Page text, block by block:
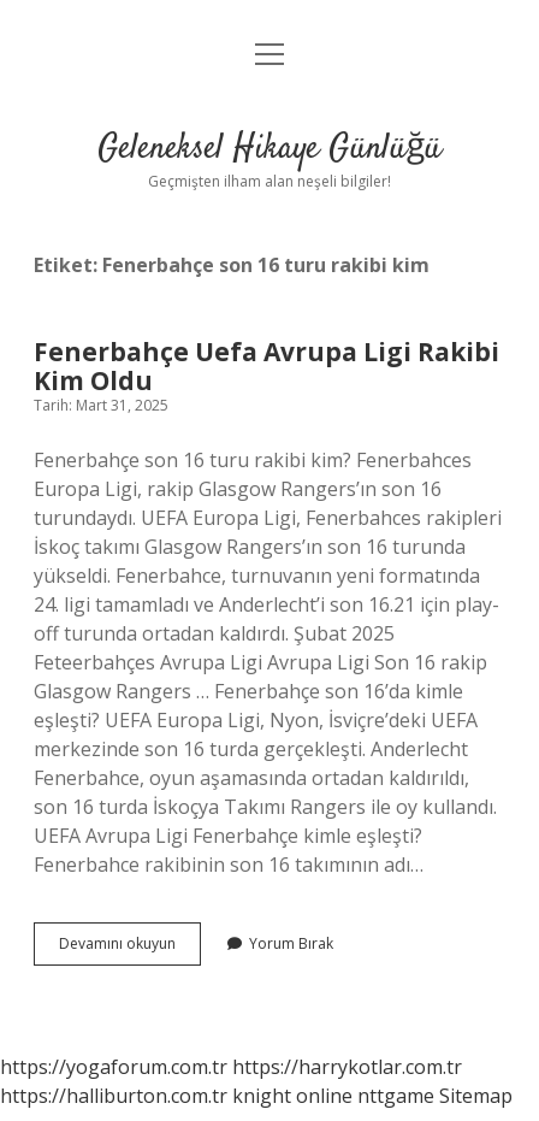
Anasayfa
Yasal Uyarı
menüyü
Geleneksel Hikaye Günlüğü
Geçmişten ilham alan neşeli bilgiler!
Etiket: Fenerbahçe son 16 turu rakibi kim
Fenerbahçe Uefa Avrupa Ligi Rakibi
Kim Oldu
Tarih: Mart 31, 2025
Fenerbahçe son 16 turu rakibi kim? Fenerbahces
Europa Ligi, rakip Glasgow Rangers’ın son 16
turundaydı. UEFA Europa Ligi, Fenerbahces rakipleri
İskoç takımı Glasgow Rangers’ın son 16 turunda
yükseldi. Fenerbahce, turnuvanın yeni formatında
24. ligi tamamladı ve Anderlecht’i son 16.21 için play-
off turunda ortadan kaldırdı. Şubat 2025
Feteerbahçes Avrupa Ligi Avrupa Ligi Son 16 rakip
Glasgow Rangers … Fenerbahçe son 16’da kimle
eşleşti? UEFA Europa Ligi, Nyon, İsviçre’deki UEFA
merkezinde son 16 turda gerçekleşti. Anderlecht
Fenerbahce, oyun aşamasında ortadan kaldırıldı,
son 16 turda İskoçya Takımı Rangers ile oy kullandı.
UEFA Avrupa Ligi Fenerbahçe kimle eşleşti?
Fenerbahce rakibinin son 16 takımının adı…
Devamını okuyun Fenerbahçe
Uefa
Oldu
Yorum Bırak
https://yogaforum.com.tr https://harrykotlar.com.tr
https://halliburton.com.tr knight online nttgame Sitemap